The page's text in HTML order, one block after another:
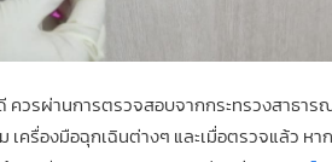
วรผ่านการตรวจสอบจากกระทรวงสาธาร
เครื่องมือฉุกเฉินต่างๆ และเมื่อตรวจแล้ว ห